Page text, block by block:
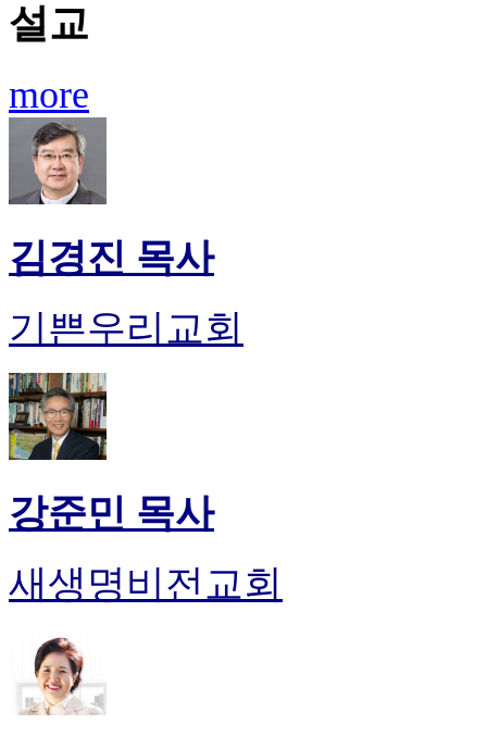
설교
more
김경진 목사
기쁜우리교회
강준민 목사
새생명비전교회